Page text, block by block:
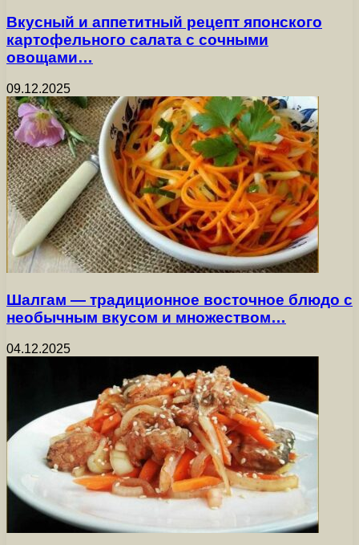
Вкусный и аппетитный рецепт японского
картофельного салата с сочными
овощами…
09.12.2025
Шалгам — традиционное восточное блюдо с
необычным вкусом и множеством…
04.12.2025